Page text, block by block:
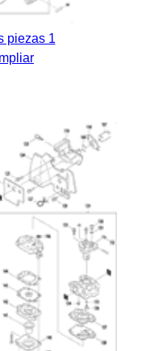
piezas 1